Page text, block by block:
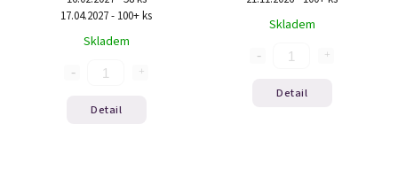
17.04.2027 - 100+ ks
Skladem
Detail
Skladem
Detail